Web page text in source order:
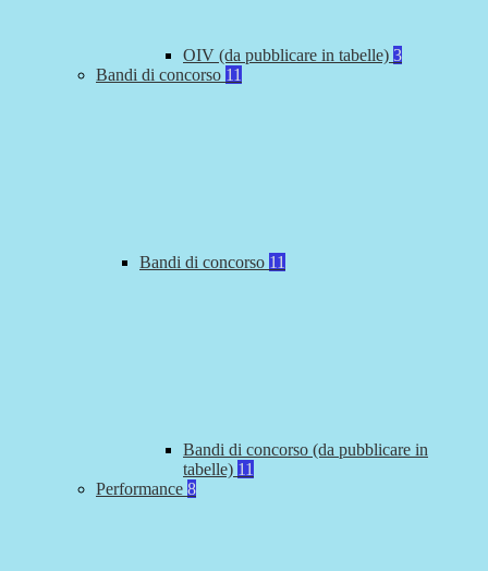
OIV (da pubblicare in tabelle) 3
Bandi di concorso 11
Bandi di concorso 11
Bandi di concorso (da pubblicare in
tabelle) 11
Performance 8